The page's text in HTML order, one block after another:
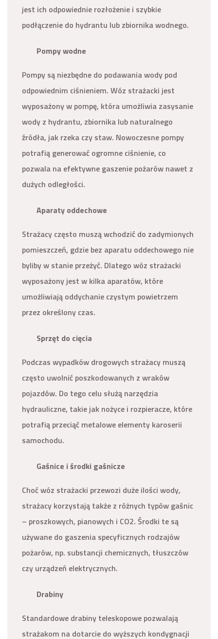
jest ich odpowiednie rozłożenie i szybkie
podłączenie do hydrantu lub zbiornika wodnego.
Pompy wodne
Pompy są niezbędne do podawania wody pod
odpowiednim ciśnieniem. Wóz strażacki jest
wyposażony w pompę, która umożliwia zasysanie
wody z hydrantu, zbiornika lub naturalnego
źródła, jak rzeka czy staw. Nowoczesne pompy
potrafią generować ogromne ciśnienie, co
pozwala na efektywne gaszenie pożarów nawet z
dużych odległości.
Aparaty oddechowe
Strażacy często muszą wchodzić do zadymionych
pomieszczeń, gdzie bez aparatu oddechowego nie
byliby w stanie przeżyć. Dlatego wóz strażacki
wyposażony jest w kilka aparatów, które
umożliwiają oddychanie czystym powietrzem
przez określony czas.
Sprzęt do cięcia
Podczas wypadków drogowych strażacy muszą
często uwolnić poszkodowanych z wraków
pojazdów. Do tego celu służą narzędzia
hydrauliczne, takie jak nożyce i rozpieracze, które
potrafią przeciąć metalowe elementy karoserii
samochodu.
Gaśnice i środki gaśnicze
Choć wóz strażacki przewozi duże ilości wody,
strażacy korzystają także z różnych typów gaśnic
– proszkowych, pianowych i CO2. Środki te są
używane do gaszenia specyficznych rodzajów
pożarów, np. substancji chemicznych, tłuszczów
czy urządzeń elektrycznych.
Drabiny
Standardowe drabiny teleskopowe pozwalają
strażakom na dotarcie do wyższych kondygnacji